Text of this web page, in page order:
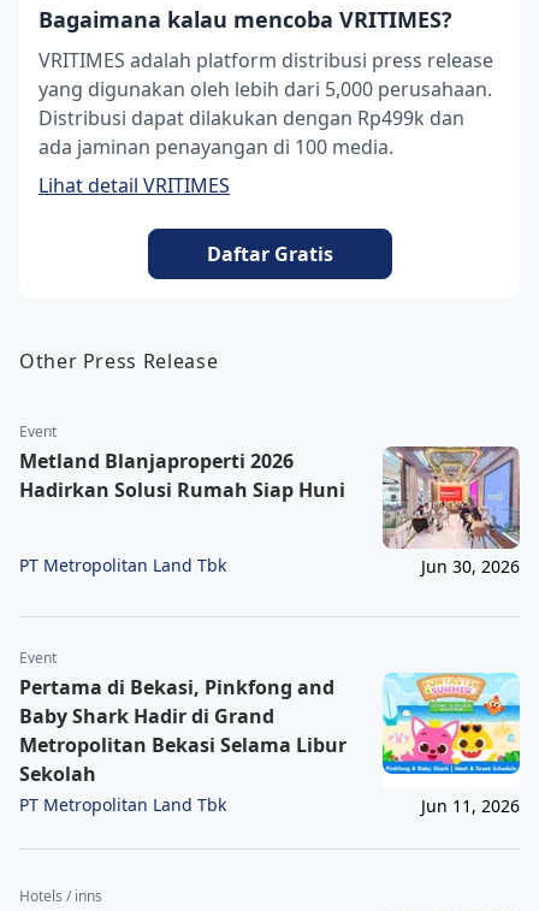
Bagaimana kalau mencoba VRITIMES?
VRITIMES adalah platform distribusi press release
yang digunakan oleh lebih dari 5,000 perusahaan.
Distribusi dapat dilakukan dengan Rp499k dan
ada jaminan penayangan di 100 media.
Lihat detail VRITIMES
Daftar Gratis
Other Press Release
Event
Metland Blanjaproperti 2026
Hadirkan Solusi Rumah Siap Huni
PT Metropolitan Land Tbk Jun 30, 2026
Event
Pertama di Bekasi, Pinkfong and
Baby Shark Hadir di Grand
Metropolitan Bekasi Selama Libur
Sekolah
PT Metropolitan Land Tbk Jun 11, 2026
Hotels / inns